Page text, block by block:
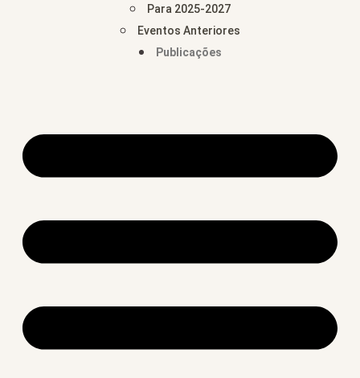
Para 2025-2027
Eventos Anteriores
Publicações